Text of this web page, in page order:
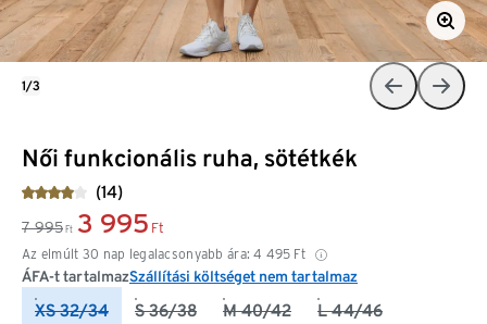
Női funkcionális ruha, sötétkék
(14)
7 995 Ft 3 995 Ft
Az elmúlt 30 nap legalacsonyabb ára: 4 495 Ft
ÁFA-t tartalmazSzállítási költséget nem tartalmaz
XS 32/34 S 36/38 M 40/42 L 44/46
1/3